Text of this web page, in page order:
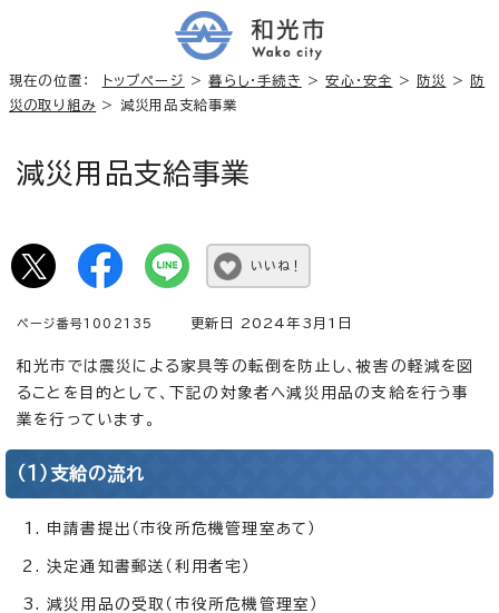
現在の位置： トップページ >暮らし・手続き >安心・安全 > 防災 >
防
災の取り組み > 減災用品支給事業
減災用品支給事業
いいね！
ページ番号1002135 更新日 2024年3月1日
和光市では震災による家具等の転倒を防止し、被害の軽減を図
ることを目的として、下記の対象者へ減災用品の支給を行う事
業を行っています。
（1）支給の流れ
申請書提出（市役所危機管理室あて）
決定通知書郵送（利用者宅）
減災用品の受取（市役所危機管理室）